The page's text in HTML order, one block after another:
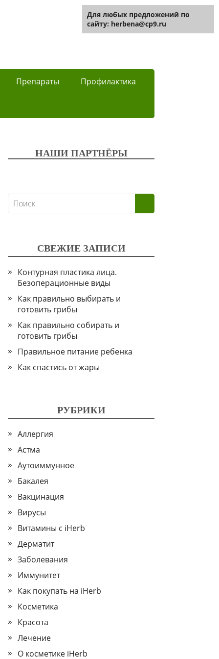
Препараты Профилактика
НАШИ ПАРТНЁРЫ
СВЕЖИЕ ЗАПИСИ
Контурная пластика лица.
Безоперационные виды
Как правильно выбирать и
готовить грибы
Как правильно собирать и
готовить грибы
Правильное питание ребенка
Как спастись от жары
РУБРИКИ
Аллергия
Астма
Аутоиммунное
Бакалея
Вакцинация
Вирусы
Витамины с iHerb
Дерматит
Заболевания
Иммунитет
Как покупать на iHerb
Косметика
Красота
Лечение
О косметике iHerb
Для любых предложений по
сайту: herbena@cp9.ru